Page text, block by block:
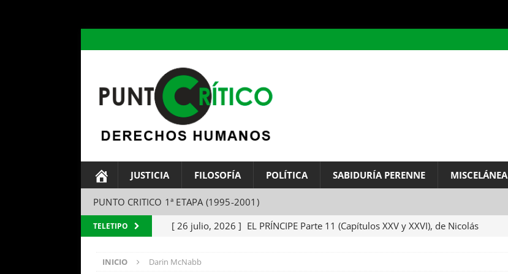
JUSTICIA FILOSOFÍA POLÍTICA SABIDURÍA PERENNE MISCELÁNEA
PUNTO CRITICO 1ª ETAPA (1995-2001)
TELETIPO [ 26 julio, 2026 ] EL PRÍNCIPE Parte 11 (Capítulos XXV y XXVI), de Nicolás
[ 25 julio, 2026 ]
INICIO Darin McNabb